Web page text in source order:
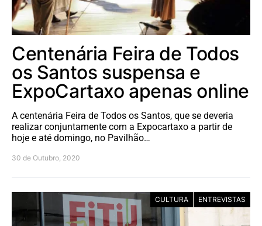
Centenária Feira de Todos
os Santos suspensa e
ExpoCartaxo apenas online
A centenária Feira de Todos os Santos, que se deveria
realizar conjuntamente com a Expocartaxo a partir de
hoje e até domingo, no Pavilhão…
30 de Outubro, 2020
CULTURA ENTREVISTAS